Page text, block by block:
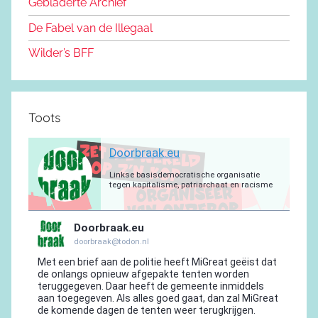
o
De Fabel van de Illegaal
Wilder’s BFF
Toots